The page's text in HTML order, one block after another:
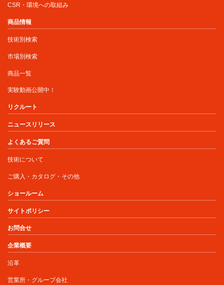
CSR・環境への取組み
商品情報
技術別検索
市場別検索
商品一覧
実験動画公開中！
リクルート
ニュースリリース
よくあるご質問
技術について
ご購入・カタログ・その他
ショールーム
サイトポリシー
お問合せ
企業概要
沿革
営業所・グループ会社